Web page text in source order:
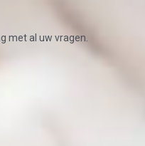
met al uw vragen.